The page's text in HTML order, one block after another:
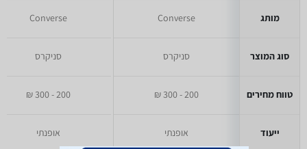
מותג
סוג המוצר
טווח מחירים
ייעוד
Converse
סניקרס
200 - 300 ₪
אופנתי
Converse
סניקרס
200 - 300 ₪
אופנתי